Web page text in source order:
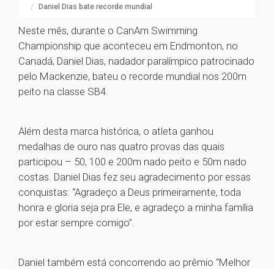
Daniel Dias bate recorde mundial
Neste mês, durante o CanAm Swimming
Championship que aconteceu em Endmonton, no
Canadá, Daniel Dias, nadador paralímpico patrocinado
pelo Mackenzie, bateu o recorde mundial nos 200m
peito na classe SB4.
Além desta marca histórica, o atleta ganhou
medalhas de ouro nas quatro provas das quais
participou – 50, 100 e 200m nado peito e 50m nado
costas. Daniel Dias fez seu agradecimento por essas
conquistas: “Agradeço a Deus primeiramente, toda
honra e gloria seja pra Ele, e agradeço a minha família
por estar sempre comigo”.
Daniel também está concorrendo ao prêmio “Melhor